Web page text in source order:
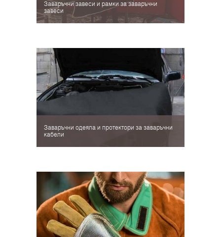
Заваръчни завеси и рамки за заваръчни
завеси
Заваръчни одеяла и протектори за заваръчни
кабели